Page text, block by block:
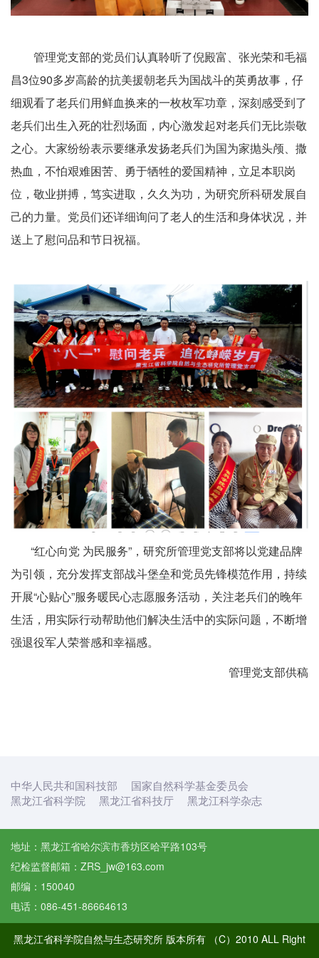
管理党支部的党员们认真聆听了倪殿富、张光荣和毛福
昌3位90多岁高龄的抗美援朝老兵为国战斗的英勇故事，仔
细观看了老兵们用鲜血换来的一枚枚军功章，深刻感受到了
老兵们出生入死的壮烈场面，内心激发起对老兵们无比崇敬
之心。大家纷纷表示要继承发扬老兵们为国为家抛头颅、撒
热血，不怕艰难困苦、勇于牺牲的爱国精神，立足本职岗
位，敬业拼搏，笃实进取，久久为功，为研究所科研发展自
己的力量。党员们还详细询问了老人的生活和身体状况，并
送上了慰问品和节日祝福。
“红心向党 为民服务”，研究所管理党支部将以党建品牌
为引领，充分发挥支部战斗堡垒和党员先锋模范作用，持续
开展“心贴心”服务暖民心志愿服务活动，关注老兵们的晚年
生活，用实际行动帮助他们解决生活中的实际问题，不断增
强退役军人荣誉感和幸福感。
管理党支部供稿
中华人民共和国科技部
国家自然科学基金委员会
黑龙江省科学院
黑龙江省科技厅 黑龙江科学杂志
地址：黑龙江省哈尔滨市香坊区哈平路103号
纪检监督邮箱：ZRS_jw@163.com
邮编：150040
电话：086-451-86664613
黑龙江省科学院自然与生态研究所 版本所有 （C）2010 ALL Right